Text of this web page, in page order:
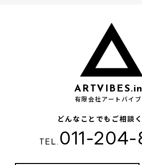
有限会社アートバイブ
どんなことでもご相談
TEL. 011-